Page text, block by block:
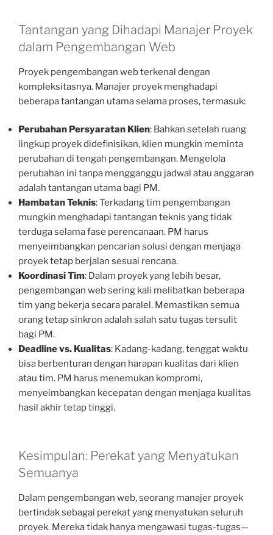
Tantangan yang Dihadapi Manajer Proyek
dalam Pengembangan Web
Proyek pengembangan web terkenal dengan
kompleksitasnya. Manajer proyek menghadapi
beberapa tantangan utama selama proses, termasuk:
Perubahan Persyaratan Klien: Bahkan setelah ruang
lingkup proyek didefinisikan, klien mungkin meminta
perubahan di tengah pengembangan. Mengelola
perubahan ini tanpa mengganggu jadwal atau anggaran
adalah tantangan utama bagi PM.
Hambatan Teknis: Terkadang tim pengembangan
mungkin menghadapi tantangan teknis yang tidak
terduga selama fase perencanaan. PM harus
menyeimbangkan pencarian solusi dengan menjaga
proyek tetap berjalan sesuai rencana.
Koordinasi Tim: Dalam proyek yang lebih besar,
pengembangan web sering kali melibatkan beberapa
tim yang bekerja secara paralel. Memastikan semua
orang tetap sinkron adalah salah satu tugas tersulit
bagi PM.
Deadline vs. Kualitas: Kadang-kadang, tenggat waktu
bisa berbenturan dengan harapan kualitas dari klien
atau tim. PM harus menemukan kompromi,
menyeimbangkan kecepatan dengan menjaga kualitas
hasil akhir tetap tinggi.
Kesimpulan: Perekat yang Menyatukan
Semuanya
Dalam pengembangan web, seorang manajer proyek
bertindak sebagai perekat yang menyatukan seluruh
proyek. Mereka tidak hanya mengawasi tugas-tugas—